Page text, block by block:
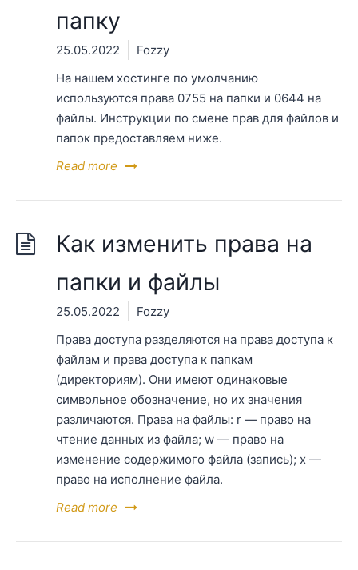
папку
25.05.2022
Fozzy
На нашем хостинге по умолчанию
используются права 0755 на папки и 0644 на
файлы. Инструкции по смене прав для файлов и
папок предоставляем ниже.
Read more
Как изменить права на
папки и файлы
25.05.2022
Fozzy
Права доступа разделяются на права доступа к
файлам и права доступа к папкам
(директориям). Они имеют одинаковые
символьное обозначение, но их значения
различаются. Права на файлы: r — право на
чтение данных из файла; w — право на
изменение содержимого файла (запись); x —
право на исполнение файла.
Read more